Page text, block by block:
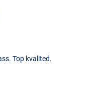
Top kvalited.